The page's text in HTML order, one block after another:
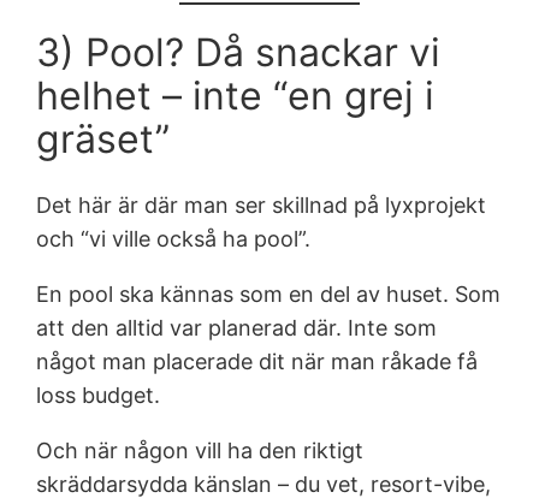
3) Pool? Då snackar vi
helhet – inte “en grej i
gräset”
Det här är där man ser skillnad på lyxprojekt
och “vi ville också ha pool”.
En pool ska kännas som en del av huset. Som
att den alltid var planerad där. Inte som
något man placerade dit när man råkade få
loss budget.
Och när någon vill ha den riktigt
skräddarsydda känslan – du vet, resort-vibe,